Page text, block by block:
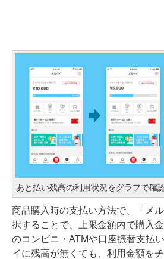
あと払い残高の利用状況をグラフで確
商品購入時の支払い方法で、「メ
択することで、上限金額内で購入
のコンビニ・ATMや口座振替支払
イに残高が無くても、利用金額を